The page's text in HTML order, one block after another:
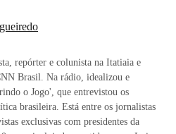
repórter e colunista na Itatiaia e
Brasil. Na rádio, idealizou e
o Jogo', que entrevistou os
brasileira. Está entre os jornalistas
exclusivas com presidentes da